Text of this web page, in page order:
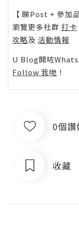
【 睇Post + 參加
瀏覽更多社群 打卡
攻略及 活動情報
U Blog開咗
Follow 我哋 ！
0個讚
收藏